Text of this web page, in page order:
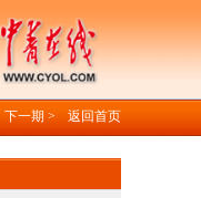
下一期 > 返回首页